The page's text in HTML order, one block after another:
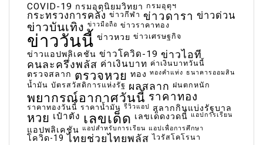
COVID-19 กรมอุตุนิยมวิทยา กรมอุตุฯ
กระทรวงการคลัง ข่าวกีฬา ข่าวดารา ข่าวด่วน
ข่าวบันเทิง ข่าวมือถือ ข่าวราคาทอง
ข่าววันนี้ ข่าวหวย ข่าวเศรษฐกิจ
ข่าวแอปพลิเคชัน ข่าวโควิด-19 ข่าวไอที
คนละครึ่งพลัส ค่าเงินบาท ค่าเงินบาทวันนี้
ตรวจสลาก ตรวจหวย ทอง ทองคำแท่ง ธนาคารออมสิน
น้ำมัน บัตรสวัสดิการแห่งรัฐ ผลสลาก ฝนตกหนัก
พยากรณ์อากาศวันนี้ ราคาทอง
ราคาทองวันนี้ ราคาน้ำมัน รีวิวแอป สลากกินแบ่งรัฐบาล
หวย เป๋าตัง เลขเด็ด เลขเด็ดงวดนี้ แอปการเรียน
แอปพลิเคชัน แอปสำหรับการเรียน แอปเพื่อการศึกษา
โควิด-19 ไทยช่วยไทยพลัส ไวรัสโคโรนา